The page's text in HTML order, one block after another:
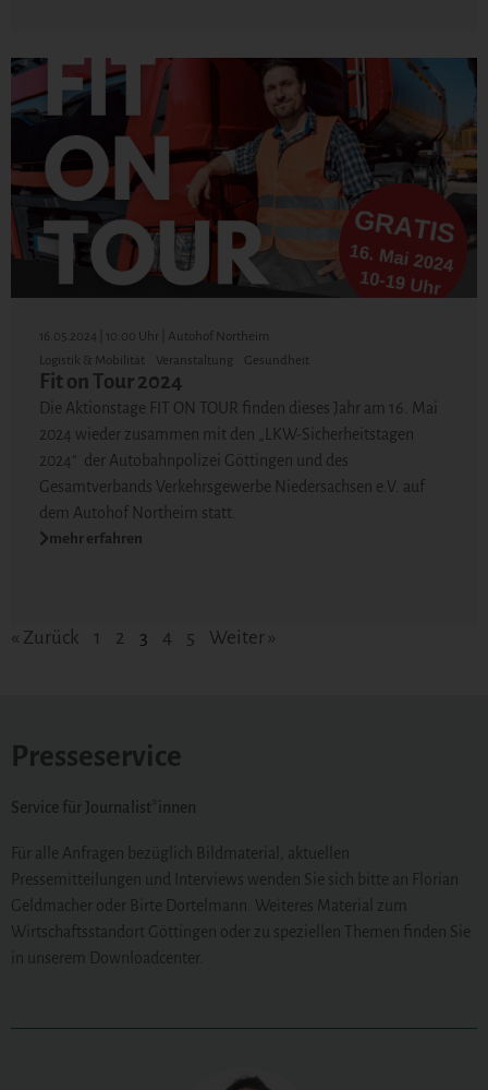
16.05.2024 | 10:00 Uhr | Autohof Northeim
Logistik & Mobilität
Veranstaltung Gesundheit
Fit on Tour 2024
Die Aktionstage FIT ON TOUR finden dieses Jahr am 16. Mai
2024 wieder zusammen mit den „LKW-Sicherheitstagen
2024“ der Autobahnpolizei Göttingen und des
Gesamtverbands Verkehrsgewerbe Niedersachsen e.V. auf
dem Autohof Northeim statt.
mehr erfahren
« Zurück 1 2 3 4 5 Weiter »
Presseservice
Service für Journalist*innen
Für alle Anfragen bezüglich Bildmaterial, aktuellen
Pressemitteilungen und Interviews wenden Sie sich bitte an Florian
Geldmacher oder Birte Dortelmann. Weiteres Material zum
Wirtschaftsstandort Göttingen oder zu speziellen Themen finden Sie
in unserem Downloadcenter.